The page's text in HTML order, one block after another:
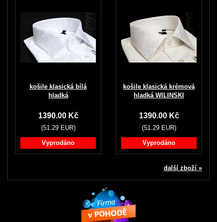
košile klasická bílá
hladká
1390.00 Kč
(51.29 EUR)
Vyprodáno
košile klasická krémová
hladká WILINSKI
1390.00 Kč
(51.29 EUR)
Vyprodáno
další zboží »